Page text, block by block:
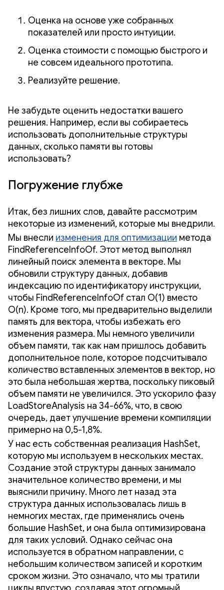
Оценка на основе уже собранных
показателей или просто интуиции.
Оценка стоимости с помощью быстрого и
не совсем идеального прототипа.
Реализуйте решение.
Не забудьте оценить недостатки вашего
решения. Например, если вы собираетесь
использовать дополнительные структуры
данных, сколько памяти вы готовы
использовать?
Погружение глубже
Итак, без лишних слов, давайте рассмотрим
некоторые из изменений, которые мы внедрили.
Мы внесли изменения для оптимизации метода
FindReferenceInfoOf. Этот метод выполнял
линейный поиск элемента в векторе. Мы
обновили структуру данных, добавив
индексацию по идентификатору инструкции,
чтобы FindReferenceInfoOf стал O(1) вместо
O(n). Кроме того, мы предварительно выделили
память для вектора, чтобы избежать его
изменения размера. Мы немного увеличили
объем памяти, так как нам пришлось добавить
дополнительное поле, которое подсчитывало
количество вставленных элементов в вектор, но
это была небольшая жертва, поскольку пиковый
объем памяти не увеличился. Это ускорило фазу
LoadStoreAnalysis на 34-66%, что, в свою
очередь, дает улучшение времени компиляции
примерно на 0,5-1,8%.
У нас есть собственная реализация HashSet,
которую мы используем в нескольких местах.
Создание этой структуры данных занимало
значительное количество времени, и мы
выяснили причину. Много лет назад эта
структура данных использовалась лишь в
немногих местах, где применялись очень
большие HashSet, и она была оптимизирована
для таких условий. Однако сейчас она
используется в обратном направлении, с
небольшим количеством записей и коротким
сроком жизни. Это означало, что мы тратили